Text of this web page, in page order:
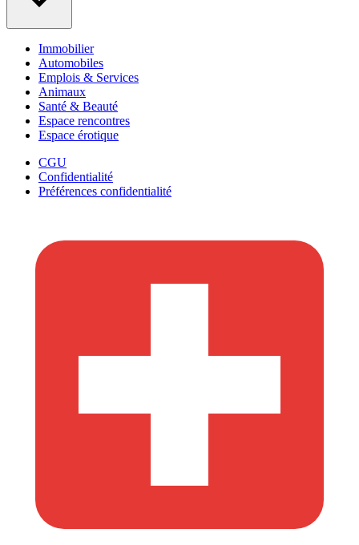
Immobilier
Automobiles
Emplois & Services
Animaux
Santé & Beauté
Espace rencontres
Espace érotique
CGU
Confidentialité
Préférences confidentialité